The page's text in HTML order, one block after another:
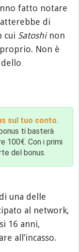
fatto notare
di
cui Satoshinon
Non è
sul tuo conto.
ti basterà
100€. Con i primi
del bonus.
una delle
al network,
16 anni,
all’incasso.